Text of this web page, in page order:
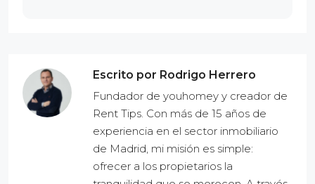
Escrito por Rodrigo Herrero
Fundador de youhomey y creador de
Rent Tips. Con más de 15 años de
experiencia en el sector inmobiliario
de Madrid, mi misión es simple:
ofrecer a los propietarios la